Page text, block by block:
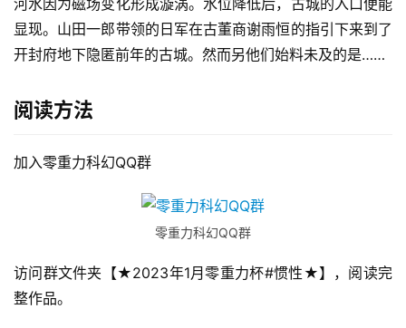
河水因为磁场变化形成漩涡。水位降低后，古城的入口便能
显现。山田一郎带领的日军在古董商谢雨恒的指引下来到了
开封府地下隐匿前年的古城。然而另他们始料未及的是……
阅读方法
加入零重力科幻QQ群
零重力科幻QQ群
访问群文件夹【★2023年1月零重力杯#惯性★】，阅读完
整作品。